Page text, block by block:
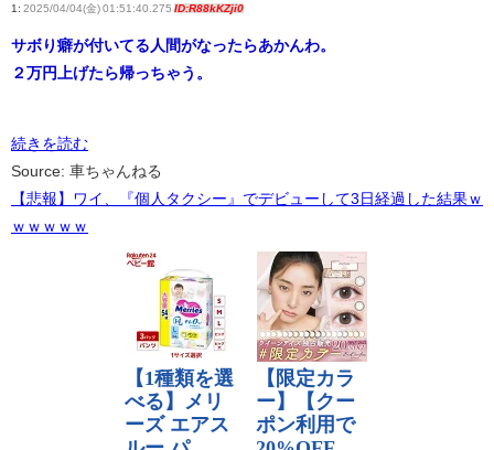
1: 2025/04/04(金) 01:51:40.275 ID:R88kKZji0
サボり癖が付いてる人間がなったらあかんわ。
２万円上げたら帰っちゃう。
続きを読む
Source: 車ちゃんねる
【悲報】ワイ、『個人タクシー』でデビューして3日経過した結果ｗ
ｗｗｗｗｗ